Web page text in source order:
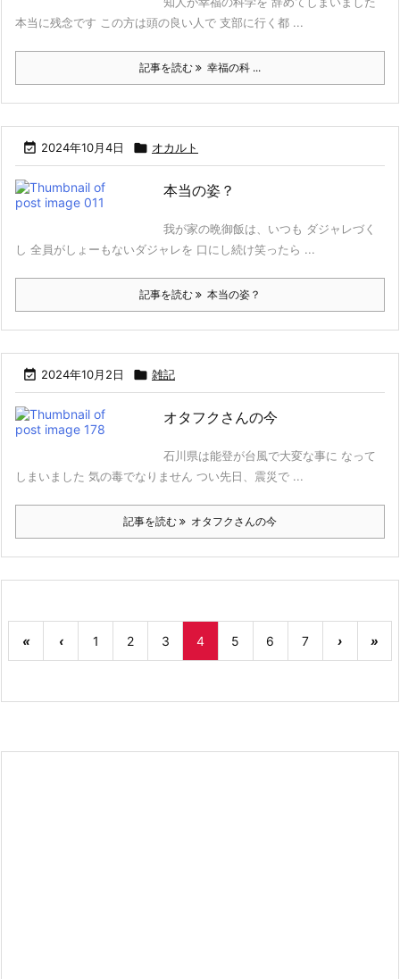
本当に残念です この方は頭の良い人で 支部に行く都 ...
記事を読む 幸福の科 ...
 2024年10月4日  オカルト
本当の姿？
我が家の晩御飯は、いつも ダジャレづく
し 全員がしょーもないダジャレを 口にし続け笑ったら ...
記事を読む 本当の姿？
 2024年10月2日  雑記
オタフクさんの今
石川県は能登が台風で大変な事に なって
しまいました 気の毒でなりません つい先日、震災で ...
記事を読む オタフクさんの今
« ‹ 1 2 3 4 5 6 7 › »